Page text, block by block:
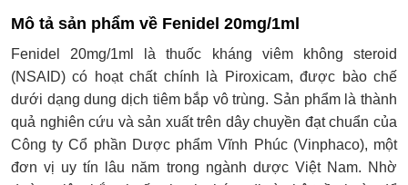
Mô tả sản phẩm về Fenidel 20mg/1ml
Fenidel 20mg/1ml là thuốc kháng viêm không steroid
(NSAID) có hoạt chất chính là Piroxicam, được bào chế
dưới dạng dung dịch tiêm bắp vô trùng. Sản phẩm là thành
quả nghiên cứu và sản xuất trên dây chuyền đạt chuẩn của
Công ty Cổ phần Dược phẩm Vĩnh Phúc (Vinphaco), một
đơn vị uy tín lâu năm trong ngành dược Việt Nam. Nhờ